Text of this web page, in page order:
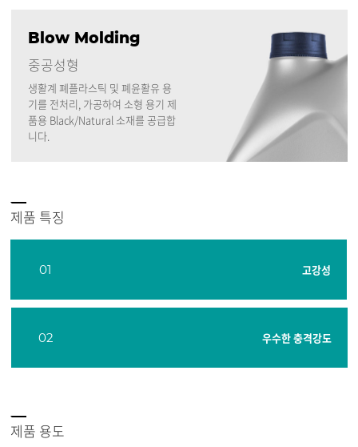
Blow Molding
중공성형
생활계 폐플라스틱 및 폐윤활유 용
기를 전처리, 가공하여 소형 용기 제
품용 Black/Natural 소재를 공급합
니다.
제품 특징
01 고강성
02 우수한 충격강도
제품 용도